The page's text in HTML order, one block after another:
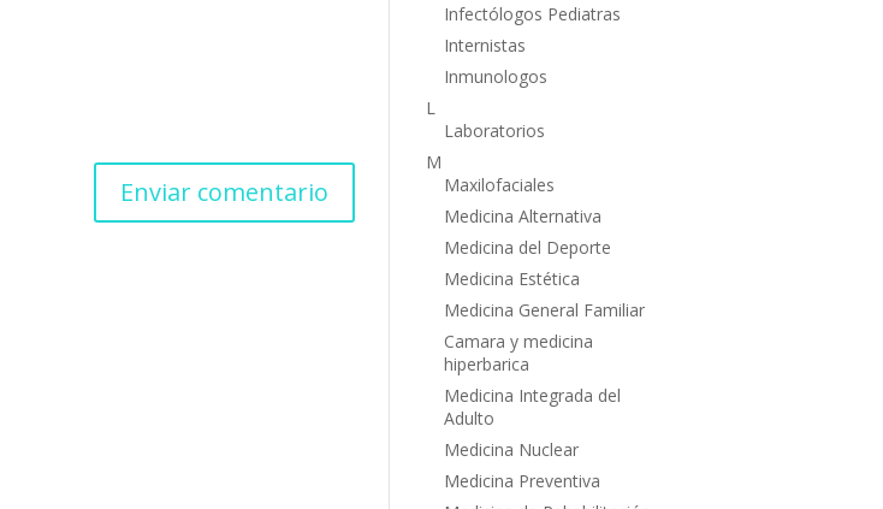
Infectólogos Pediatras
Internistas
Inmunologos
L
Laboratorios
M
Maxilofaciales
Medicina Alternativa
Medicina del Deporte
Medicina Estética
Medicina General Familiar
Camara y medicina
hiperbarica
Medicina Integrada del
Adulto
Medicina Nuclear
Medicina Preventiva